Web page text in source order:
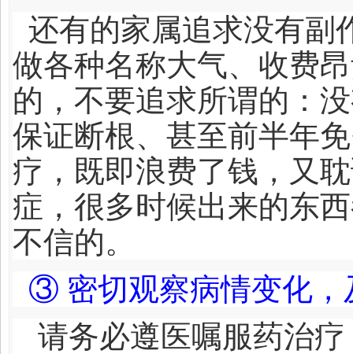
还有的家属追求没有副
做各种名称大气、收费
的，不要追求所谓的：
保证断根、甚至前半年
疗，既即浪费了钱，又
症，很多时候出来的东
不信的。
③ 密切观察病情变化，
请务必遵医嘱服药治